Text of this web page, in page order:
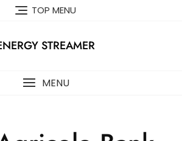
TOP MENU
STREAMER
MENU